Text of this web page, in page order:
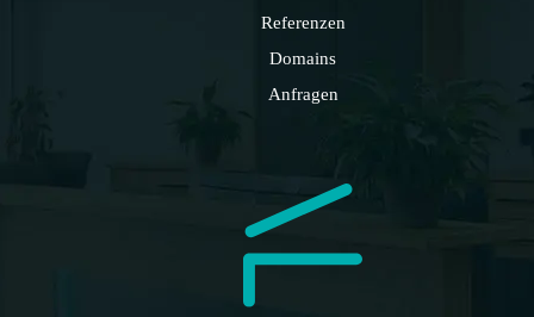
Referenzen
Domains
Anfragen